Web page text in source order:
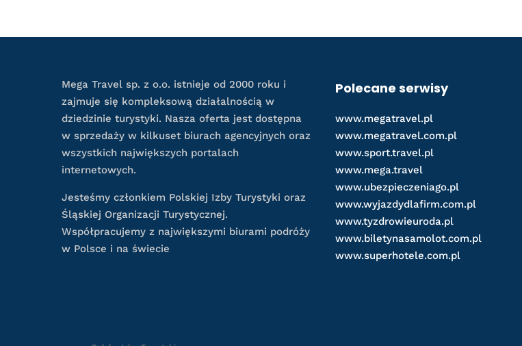
Mega Travel sp. z o.o. istnieje od 2000 roku i
zajmuje się kompleksową działalnością w
dziedzinie turystyki. Nasza oferta jest dostępna
w sprzedaży w kilkuset biurach agencyjnych oraz
wszystkich największych portalach
internetowych.
Jesteśmy członkiem Polskiej Izby Turystyki oraz
Śląskiej Organizacji Turystycznej.
Współpracujemy z największymi biurami podróży
w Polsce i na świecie
Polecane serwisy
www.megatravel.pl
www.megatravel.com.pl
www.sport.travel.pl
www.mega.travel
www.ubezpieczeniago.pl
www.wyjazdydlafirm.com.pl
www.tyzdrowieuroda.pl
www.biletynasamolot.com.pl
www.superhotele.com.pl